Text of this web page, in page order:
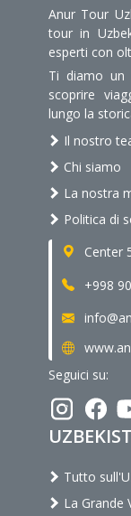
Anur Tour
tour in
esperti con
Ti diamo un
scoprire
lungo la
Il nostro
Chi siamo
La nostra
Politica di
Center
+998
Seguici su:
Tutto
La Grande